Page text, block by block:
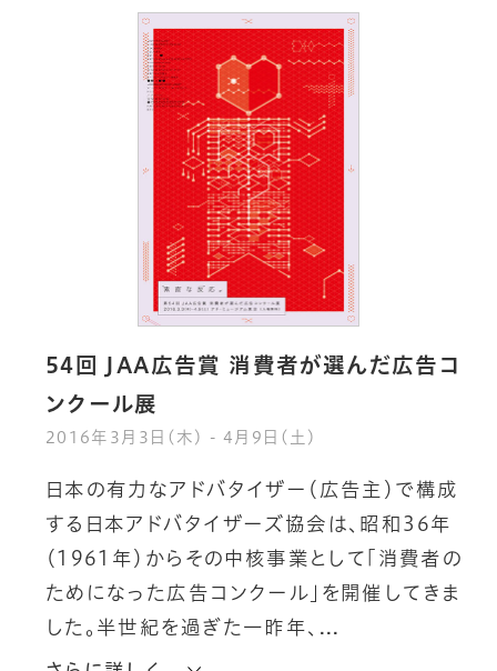
54回 JAA広告賞 消費者が選んだ広告コ
ンクール展
2016年3月3日(木) - 4月9日(土)
日本の有力 なア ドバタイザー （広告主 ） で構成
する 日本ア ドバタイザー ズ協会 は、 昭和3 6年
（1 961 年） から その中核事業と し て「消費者の
ため になっ た広告コ ンクー ル 」 を開催 して き ま
した 。 半世紀を過ぎた一昨年、